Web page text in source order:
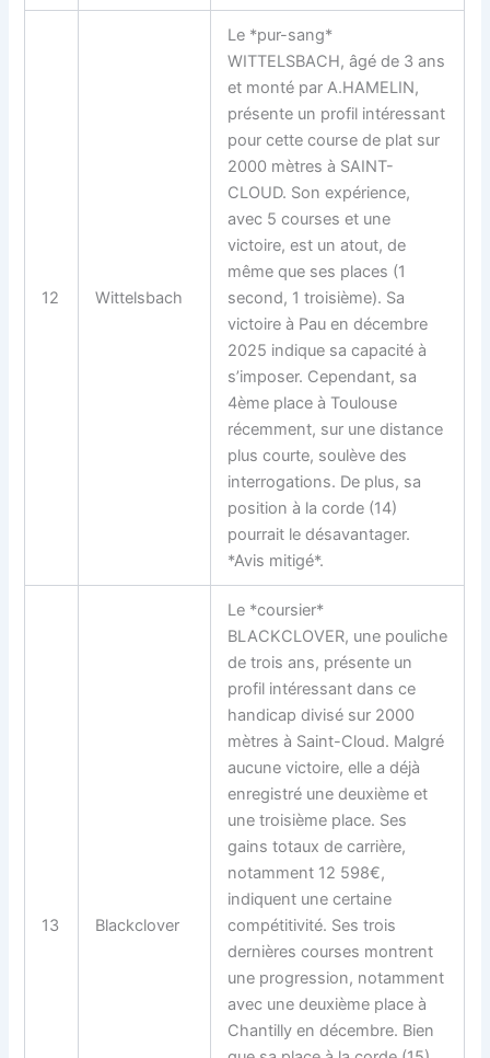
12 Wittelsbach
Le *pur-sang*
WITTELSBACH, âgé de 3 ans
et monté par A.HAMELIN,
présente un profil intéressant
pour cette course de plat sur
2000 mètres à SAINT-
CLOUD. Son expérience,
avec 5 courses et une
victoire, est un atout, de
même que ses places (1
second, 1 troisième). Sa
victoire à Pau en décembre
2025 indique sa capacité à
s’imposer. Cependant, sa
4ème place à Toulouse
récemment, sur une distance
plus courte, soulève des
interrogations. De plus, sa
position à la corde (14)
pourrait le désavantager.
*Avis mitigé*.
13 Blackclover
Le *coursier*
BLACKCLOVER, une pouliche
de trois ans, présente un
profil intéressant dans ce
handicap divisé sur 2000
mètres à Saint-Cloud. Malgré
aucune victoire, elle a déjà
enregistré une deuxième et
une troisième place. Ses
gains totaux de carrière,
notamment 12 598€,
indiquent une certaine
compétitivité. Ses trois
dernières courses montrent
une progression, notamment
avec une deuxième place à
Chantilly en décembre. Bien